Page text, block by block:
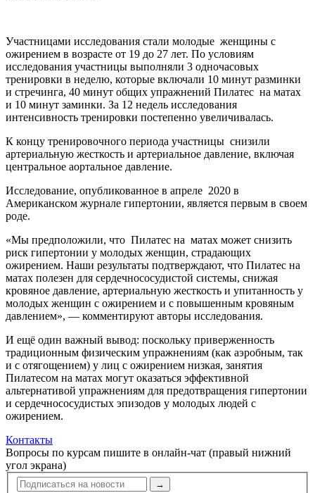
Участницами исследования стали молодые женщины с
ожирением в возрасте от 19 до 27 лет. По условиям
исследования участницы выполняли 3 одночасовых
тренировки в неделю, которые включали 10 минут разминки
и стречинга, 40 минут общих упражнений Пилатес на матах
и 10 минут заминки. За 12 недель исследования
интенсивность тренировки постепенно увеличивалась.
К концу тренировочного периода участницы снизили
артериальную жесткость и артериальное давление, включая
центральное аортальное давление.
Исследование, опубликованное в апреле 2020 в
Американском журнале гипертонии, является первым в своем
роде.
«Мы предположили, что Пилатес на матах может снизить
риск гипертонии у молодых женщин, страдающих
ожирением. Наши результаты подтверждают, что Пилатес на
матах полезен для сердечнососудистой системы, снижая
кровяное давление, артериальную жесткость и упитанность у
молодых женщин с ожирением и с повышенным кровяным
давлением», — комментируют авторы исследования.
И ещё один важный вывод: поскольку приверженность
традиционным физическим упражнениям (как аэробным, так
и с отягощением) у лиц с ожирением низкая, занятия
Пилатесом на матах могут оказаться эффективной
альтернативой упражнениям для предотвращения гипертонии
и сердечнососудистых эпизодов у молодых людей с
ожирением.
Контакты
Вопросы по курсам пишите в онлайн-чат (правый нижний
угол экрана)
→